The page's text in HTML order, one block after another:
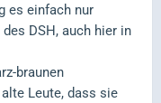
es einfach nur
DSH, auch hier in
braunen
Leute, dass sie